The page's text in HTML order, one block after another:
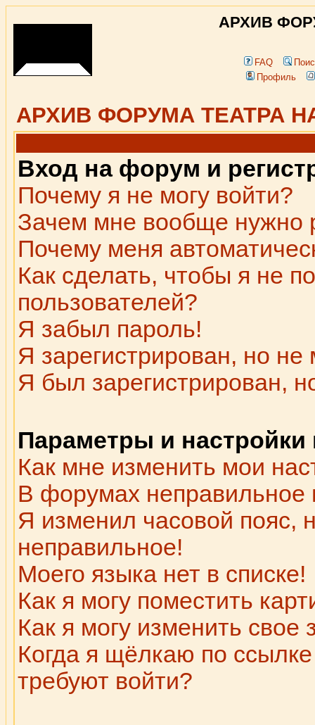
АРХИВ
FAQ
Профиль
АРХИВ ФОРУМА ТЕАТРА
Вход на форум и
Почему я не могу войти?
Зачем мне вообще нужно
Почему меня
Как сделать, чтобы я не
пользователей?
Я забыл пароль!
Я зарегистрирован, но не
Я был зарегистрирован,
Параметры и настройки
Как мне изменить мои
В форумах неправильное
Я изменил часовой пояс,
неправильное!
Моего языка нет в списке!
Как я могу поместить
Как я могу изменить свое
Когда я щёлкаю по
требуют войти?